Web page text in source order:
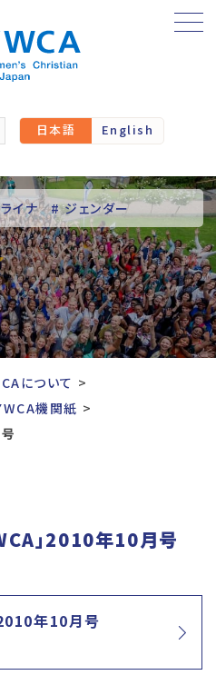
日本語 English
イナ # ジェンダー
ャル訪問 # パレスチナ
# 国際協力
# 平和
大震災被災者支援
性のリーダーシップ
について
機関紙
」2010年10月号
年10月号